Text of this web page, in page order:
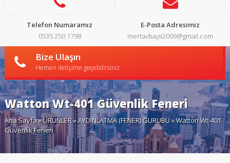
Telefon Numaramız
0535 250 1798
E-Posta Adresimiz
mertavbayii2009@gmail.com
Bize Ulaşın
Hemen iletişime geçebilirsiniz.
Watton Wt-401 Güvenlik Feneri
Ana Sayfa»ÜRÜNLER»AYDINLATMA (FENER) GURUBU» Watton Wt-401
Güvenlik Feneri